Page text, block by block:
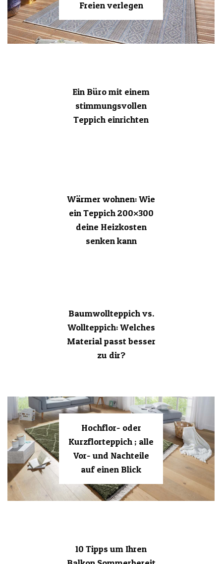
Freien verlegen
Ein Büro mit einem
stimmungsvollen
Teppich einrichten
Wärmer wohnen: Wie
ein Teppich 200×300
deine Heizkosten
senken kann
Baumwollteppich vs.
Wollteppich: Welches
Material passt besser
zu dir?
Hochflor- oder
Kurzflorteppich ; alle
Vor- und Nachteile
auf einen Blick
10 Tipps um Ihren